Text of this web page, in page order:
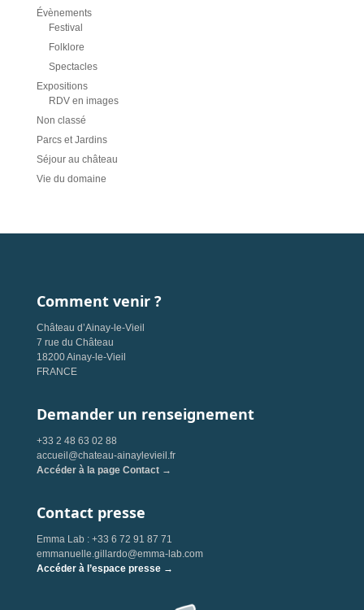
Évènements
Festival
Folklore
Spectacles
Expositions
RDV en images
Non classé
Parcs et Jardins
Séjour au château
Vie du domaine
Comment venir ?
Château d’Ainay-le-Vieil
7 rue du Château
18200 Ainay-le-Vieil
FRANCE
Demander un renseignement
+33 2 48 63 02 88
accueil@chateau-ainaylevieil.fr
Accéder à la page Contact →
Contact presse
Emma Lab : +33 6 72 91 87 71
emmanuelle.gillardo@emma-lab.com
Accéder à l’espace presse →